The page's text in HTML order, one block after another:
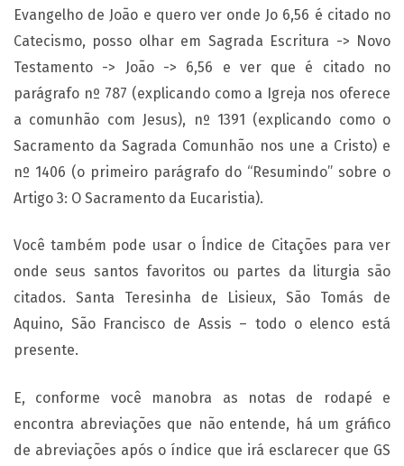
Evangelho de João e quero ver onde Jo 6,56 é citado no
Catecismo, posso olhar em Sagrada Escritura -> Novo
Testamento -> João -> 6,56 e ver que é citado no
parágrafo nº 787 (explicando como a Igreja nos oferece
a comunhão com Jesus), nº 1391 (explicando como o
Sacramento da Sagrada Comunhão nos une a Cristo) e
nº 1406 (o primeiro parágrafo do “Resumindo” sobre o
Artigo 3: O Sacramento da Eucaristia).
Você também pode usar o Índice de Citações para ver
onde seus santos favoritos ou partes da liturgia são
citados. Santa Teresinha de Lisieux, São Tomás de
Aquino, São Francisco de Assis – todo o elenco está
presente.
E, conforme você manobra as notas de rodapé e
encontra abreviações que não entende, há um gráfico
de abreviações após o índice que irá esclarecer que GS